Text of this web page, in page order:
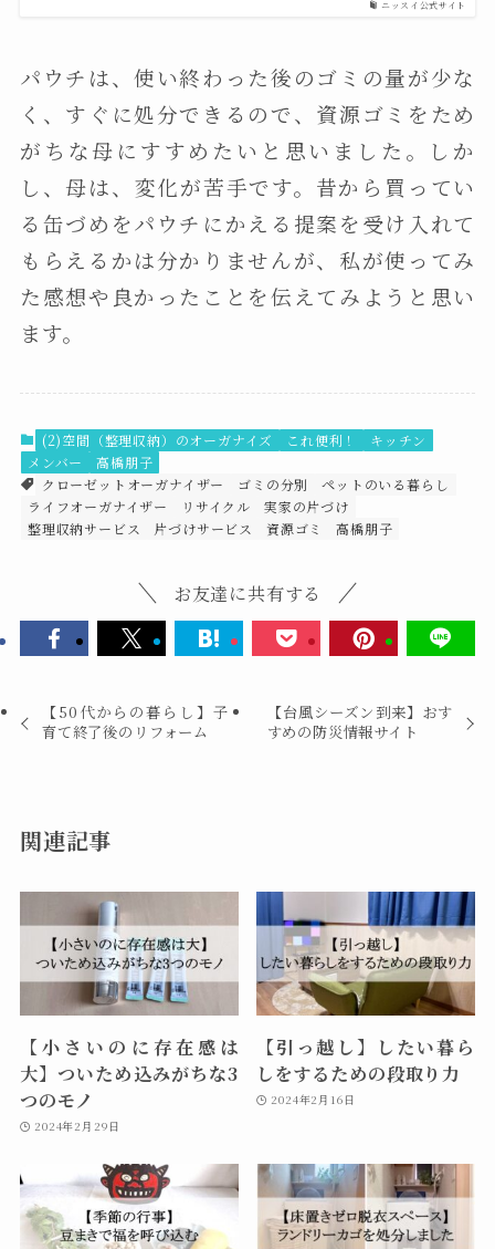
ニッスイ公式サイト
パウチは、使い終わった後のゴミの量が少な
く、すぐに処分できるので、資源ゴミをため
がちな母にすすめたいと思いました。しか
し、母は、変化が苦手です。昔から買ってい
る缶づめをパウチにかえる提案を受け入れて
もらえるかは分かりませんが、私が使ってみ
た感想や良かったことを伝えてみようと思い
ます。
(2)空間（整理収納）のオーガナイズ これ便利！
キッチン
メンバー
高橋朋子
クローゼットオーガナイザー
ゴミの分別
ペットのいる暮らし
ライフオーガナイザー
リサイクル
実家の片づけ
整理収納サービス
片づけサービス 資源ゴミ 高橋朋子
お友達に共有する
【50代からの暮らし】子
育て終了後のリフォーム
【台風シーズン到来】おす
すめの防災情報サイト
関連記事
【小さいのに存在感は
大】ついため込みがちな3
つのモノ
2024年2月29日
【引っ越し】したい暮ら
しをするための段取り力
2024年2月16日